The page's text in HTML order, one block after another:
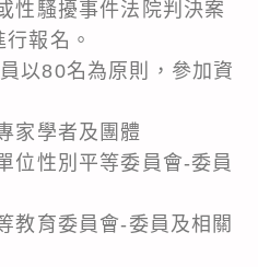
性騷擾事件法院判決案
報名。
以80名為原則，參加資
家學者及團體
位性別平等委員會-委員
教育委員會-委員及相關